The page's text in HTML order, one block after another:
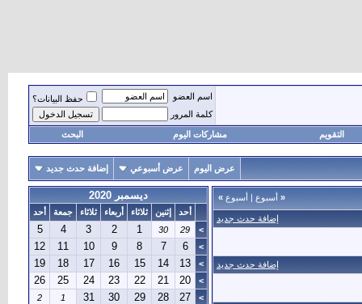
اسم العضو
حفظ البيانات؟
كلمة المرور
التقويم مشاركات اليوم البحث
عرض اليوم عرض أسبوعي إضافة حدث جديد
« أسبوع | أسبوع »
إضافة حدث جديد
إضافة حدث جديد
ديسمبر 2020
أحد إثنين ثلاثاء أربعاء ثلاثاء جمعة
أحد
>
29
30
1
2
3
4
5
>
6
7
8
9
10
11
12
>
13
14
15
16
17
18
19
>
20
21
22
23
24
25
26
>
27
28
29
30
31
1
2